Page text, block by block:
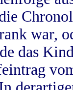
war,
das